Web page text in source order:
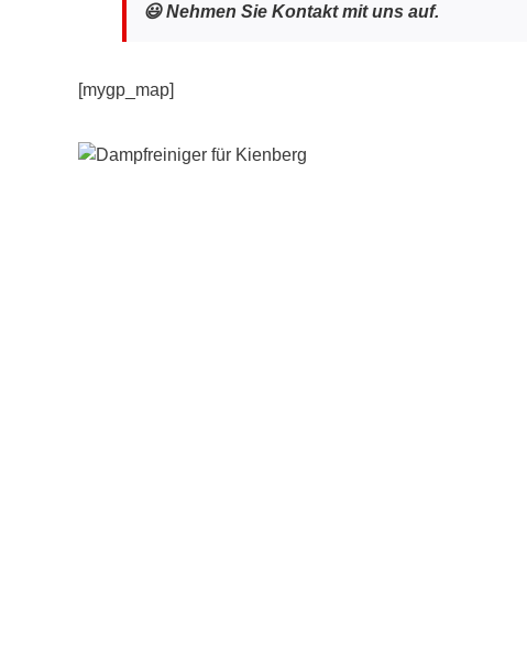
😃 Nehmen Sie Kontakt mit uns auf.
[mygp_map]